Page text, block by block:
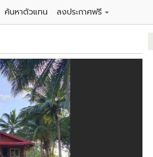
ค้นหาตัวแทน
ลงประกาศฟรี